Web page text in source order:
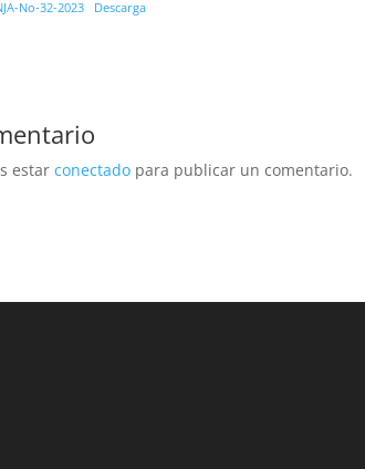
No-32-2023 Descarga
estarconectado para publicar un comentario.